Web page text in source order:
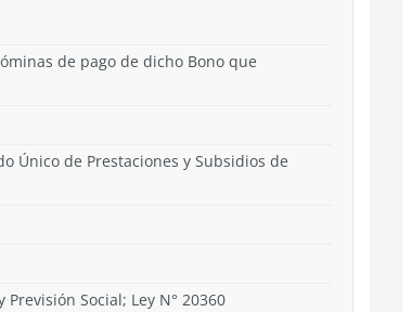
de pago de dicho Bono que
Único de Prestaciones y Subsidios de
Social; Ley N° 20360